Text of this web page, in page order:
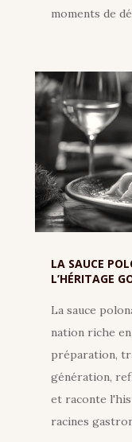
moments de
LA SAUCE
L’HÉRITAGE
La sauce
nation riche
préparation,
génération,
et raconte
racines